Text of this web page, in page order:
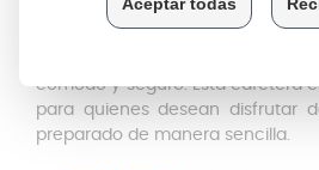
Esta cafetera italiana con un
cómodo y seguro. Esta cafetera
para quienes desean disfrutar
preparado de manera sencilla.